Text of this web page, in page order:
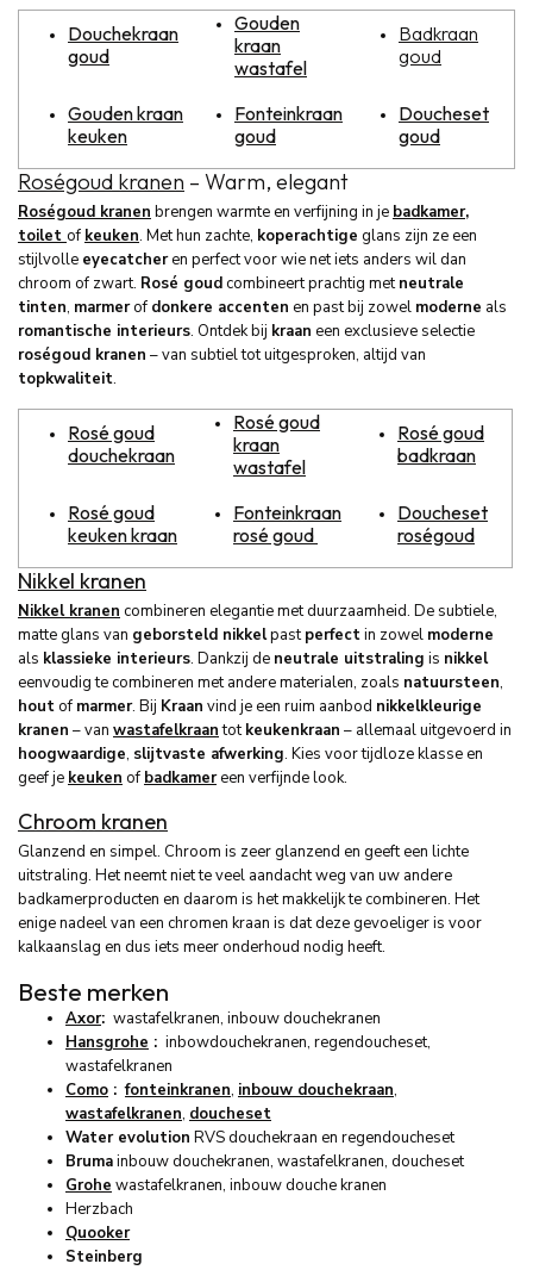
Douchekraan
goud
Gouden
kraan
wastafel
Badkraan
goud
Gouden kraan
keuken
Fonteinkraan
goud
Doucheset
goud
Roségoud kranen – Warm, elegant
Roségoud kranen brengen warmte en verfijning in je badkamer,
toilet of keuken. Met hun zachte, koperachtige glans zijn ze een
stijlvolle eyecatcheren perfect voor wie net iets anders wil dan
chroom of zwart. Rosé goudcombineert prachtig metneutrale
tinten, marmerof donkere accenten en past bij zowel moderne als
romantische interieurs. Ontdek bij kraan een exclusieve selectie
roségoud kranen – van subtiel tot uitgesproken, altijd van
topkwaliteit.
Rosé goud
douchekraan
Rosé goud
kraan
wastafel
Rosé goud
badkraan
Rosé goud
keuken kraan
Fonteinkraan
rosé goud
Doucheset
roségoud
Nikkel kranen
Nikkel kranen combineren elegantie met duurzaamheid. De subtiele,
matte glans van geborsteld nikkelpastperfectin zowel moderne
als klassieke interieurs. Dankzij de neutrale uitstraling is nikkel
eenvoudig te combineren met andere materialen, zoals natuursteen,
houtof marmer. Bij Kraan vind je een ruim aanbod nikkelkleurige
kranen – van wastafelkraantotkeukenkraan – allemaal uitgevoerd in
hoogwaardige, slijtvaste afwerking. Kies voor tijdloze klasse en
geef je keuken of badkamereen verfijnde look.
Chroom kranen
Glanzend en simpel. Chroom is zeer glanzend en geeft een lichte
uitstraling. Het neemt niet te veel aandacht weg van uw andere
badkamerproducten en daarom is het makkelijk te combineren. Het
enige nadeel van een chromen kraan is dat deze gevoeliger is voor
kalkaanslag en dus iets meer onderhoud nodig heeft.
Beste merken
Axor: wastafelkranen, inbouw douchekranen
Hansgrohe : inbowdouchekranen, regendoucheset,
wastafelkranen
Como : fonteinkranen, inbouw douchekraan,
wastafelkranen, doucheset
Water evolution RVS douchekraan en regendoucheset
Brumainbouw douchekranen, wastafelkranen, doucheset
Grohe wastafelkranen, inbouw douche kranen
Herzbach
Quooker
Steinberg